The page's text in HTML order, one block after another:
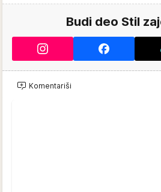
Budi deo Stil
Komentariši